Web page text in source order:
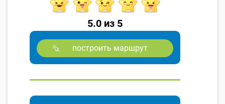
5.0 из 5
построить маршрут